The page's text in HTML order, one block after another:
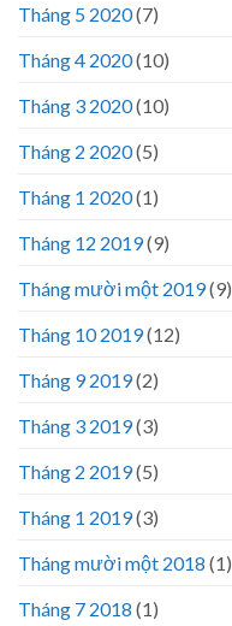
Tháng 5 2020(7)
Tháng 4 2020(10)
Tháng 3 2020(10)
Tháng 2 2020(5)
Tháng 1 2020(1)
Tháng 12 2019(9)
Tháng mười một 2019(9)
Tháng 10 2019(12)
Tháng 9 2019(2)
Tháng 3 2019(3)
Tháng 2 2019(5)
Tháng 1 2019(3)
Tháng mười một 2018 (1)
Tháng 7 2018 (1)